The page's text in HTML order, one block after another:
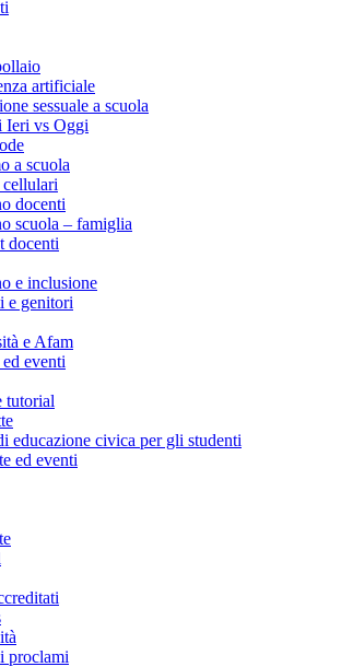
artificiale
sessuale a scuola
Ieri vs Oggi
a scuola
docenti
scuola – famiglia
docenti
e inclusione
e genitori
e Afam
eventi
tutorial
educazione civica per gli studenti
ed eventi
proclami